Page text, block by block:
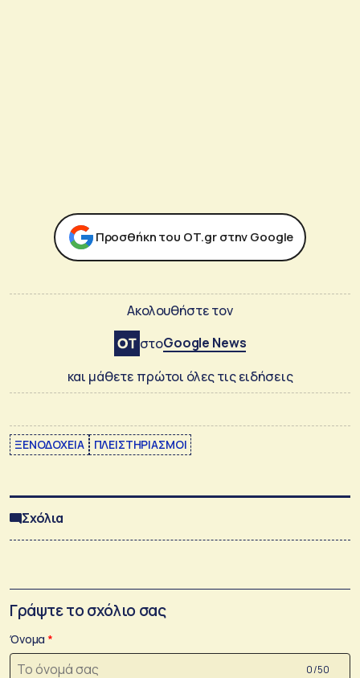
Προσθήκη του ΟΤ.gr στην Google
Ακολουθήστε τον
στοGoogle News
και μάθετε πρώτοι όλες τις ειδήσεις
ΞΕΝΟΔΟΧΕΙΑ ΠΛΕΙΣΤΗΡΙΑΣΜΟΙ
Σχόλια
Γράψτε το σχόλιο σας
Όνομα
0 /50